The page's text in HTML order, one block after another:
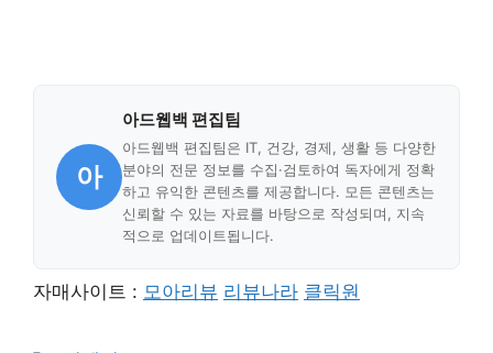
아
아드웹백 편집팀
아드웹백 편집팀은 IT, 건강, 경제, 생활 등 다양한
분야의 전문 정보를 수집·검토하여 독자에게 정확
하고 유익한 콘텐츠를 제공합니다. 모든 콘텐츠는
신뢰할 수 있는 자료를 바탕으로 작성되며, 지속
적으로 업데이트됩니다.
자매사이트 : 모아리뷰 리뷰나라 클릭원